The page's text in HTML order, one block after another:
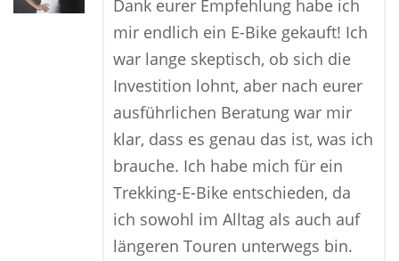
Dank eurer Empfehlung habe ich
mir endlich ein E-Bike gekauft! Ich
war lange skeptisch, ob sich die
Investition lohnt, aber nach eurer
ausführlichen Beratung war mir
klar, dass es genau das ist, was ich
brauche. Ich habe mich für ein
Trekking-E-Bike entschieden, da
ich sowohl im Alltag als auch auf
längeren Touren unterwegs bin.